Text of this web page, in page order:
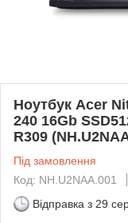
Ноутбук Acer
240 16Gb
R309
Під замовлення
Код: NH.U2NAA.001
Відправка з 29